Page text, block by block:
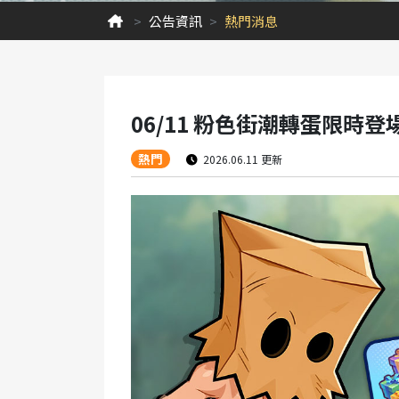
公告資訊 熱門消息
06/11 粉色街潮轉蛋限時登
熱門 2026.06.11 更新